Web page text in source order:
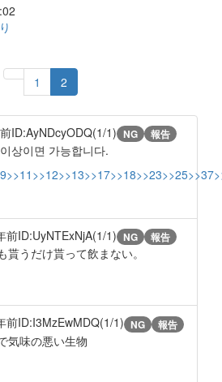
1 2
ID:AyNDcyODQ(1/1) NG 報告
상이면 가능합니다.
>>11 >>12>>13>>17>>18>>23>>25>>37
前ID:UyNTExNjA(1/1) NG 報告
貰うだけ貰って飲まない。
前ID:I3MzEwMDQ(1/1) NG 報告
気味の悪い生物